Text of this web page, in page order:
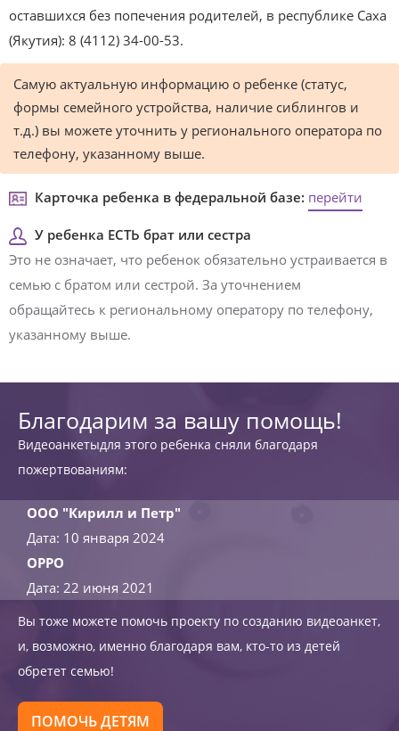
оставшихся без попечения родителей, в республике Саха
(Якутия): 8 (4112) 34-00-53.
Самую актуальную информацию о ребенке (статус,
формы семейного устройства, наличие сиблингов и
т.д.) вы можете уточнить у регионального оператора по
телефону, указанному выше.
Карточка ребенка в федеральной базе: перейти
У ребенка ЕСТЬ брат или сестра
Это не означает, что ребенок обязательно устраивается в
семью с братом или сестрой. За уточнением
обращайтесь к региональному оператору по телефону,
указанному выше.
Благодарим за вашу помощь!
Видеоанкетыдля этого ребенка сняли благодаря
пожертвованиям:
ООО "Кирилл и Петр"
Дата: 10 января 2024
OPPO
Дата: 22 июня 2021
Вы тоже можете помочь проекту по созданию видеоанкет,
и, возможно, именно благодаря вам, кто-то из детей
обретет семью!
ПОМОЧЬ ДЕТЯМ